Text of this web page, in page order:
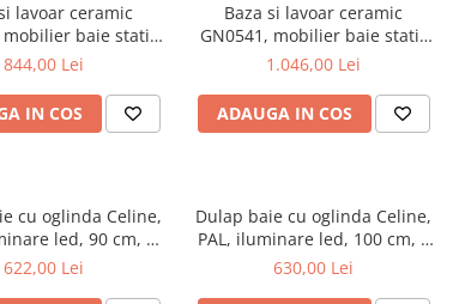
lavoar ceramic
mobilier baie stativ
MDF, 2 usi, 2
reglabile, alb
844,00 Lei
IN COS
Baza si lavoar ceramic
GN0541, mobilier baie stativ
60 cm, front MDF, 2 sertare,
1.046,00 Lei
ADAUGA IN COS
cu oglinda Celine,
led, 90 cm, 3
soft close, alb
622,00 Lei
Dulap baie cu oglinda Celine,
PAL, iluminare led, 100 cm, 3
usi, 3 rafturi, soft close, alb
630,00 Lei